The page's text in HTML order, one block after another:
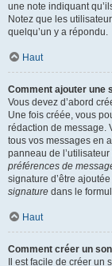
une note indiquant
Notez que les
quelqu’un y a répondu.
Haut
Comment ajouter une
Vous devez d’abord
Une fois créée, vous
rédaction de message.
tous vos messages en
panneau de
préférences de
signature d’être
signature dans le
Haut
Comment créer un
Il est facile de créer